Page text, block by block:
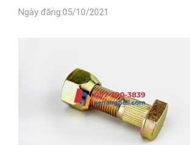
Ngày đăng:05/10/2021